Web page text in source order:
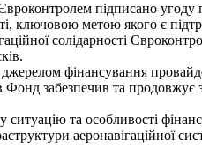
підписано
ключовою метою якого є
солідарності
фінансування
забезпечив та продовжує
ситуацію та особливості
аеронавігаційної